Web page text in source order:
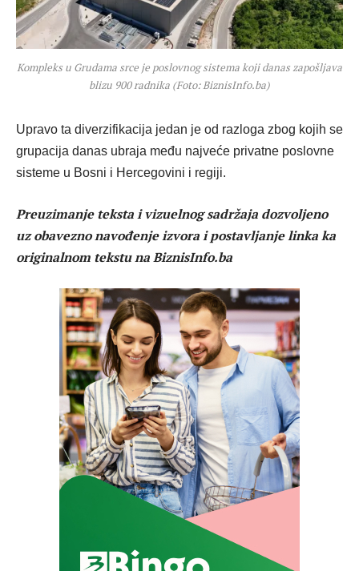
Kompleks u Grudama srce je poslovnog sistema koji danas zapošljava
blizu 900 radnika (Foto: BiznisInfo.ba)
Upravo ta diverzifikacija jedan je od razloga zbog kojih se
grupacija danas ubraja među najveće privatne poslovne
sisteme u Bosni i Hercegovini i regiji.
Preuzimanje teksta i vizuelnog sadržaja dozvoljeno
uz obavezno navođenje izvora i postavljanje linka ka
originalnom tekstu na BiznisInfo.ba